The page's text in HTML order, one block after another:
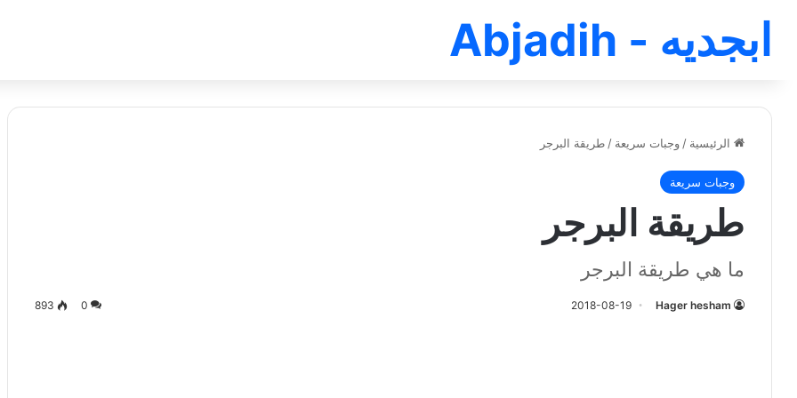
ابجديه - Abjadih
الرئيسية / وجبات سريعة / طريقة البرجر
وجبات سريعة
طريقة البرجر
ما هي طريقة البرجر
Hager hesham
2018-08-19
0
893